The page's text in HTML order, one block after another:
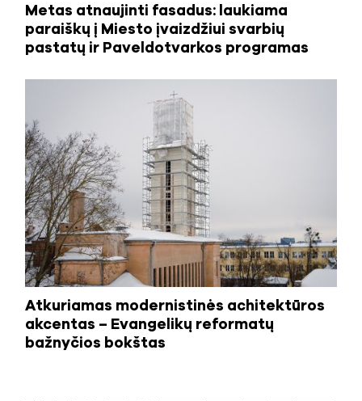
Metas atnaujinti fasadus: laukiama
paraiškų į Miesto įvaizdžiui svarbių
pastatų ir Paveldotvarkos programas
Atkuriamas modernistinės achitektūros
akcentas – Evangelikų reformatų
bažnyčios bokštas